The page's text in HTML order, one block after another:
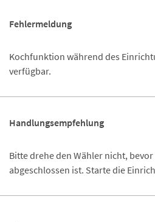
Fehlermeldung
Kochfunktion während des
verfügbar.
Handlungsempfehlung
Bitte drehe den Wähler nicht,
abgeschlossen ist. Starte die